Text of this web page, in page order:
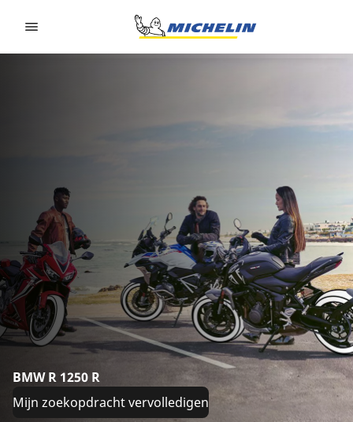
BMW R 1250 R
Mijn zoekopdracht vervolledigen